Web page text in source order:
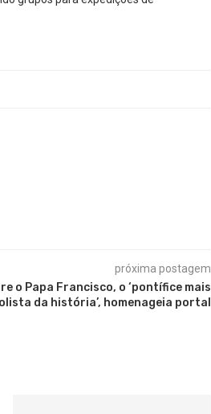
próxima postagem
o Papa Francisco, o ‘pontífice mais
da história’, homenageia portal